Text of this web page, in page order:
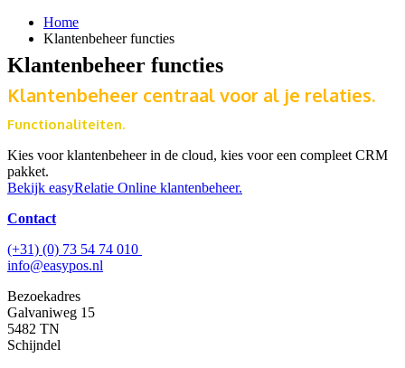
Home
Klantenbeheer functies
Klantenbeheer functies
Klantenbeheer centraal voor al je relaties.
Functionaliteiten.
Kies voor klantenbeheer in de cloud, kies voor een compleet CRM
pakket.
Bekijk easyRelatie Online klantenbeheer.
Contact
(+31) (0) 73 54 74 010
info@easypos.nl
Bezoekadres
Galvaniweg 15
5482 TN
Schijndel